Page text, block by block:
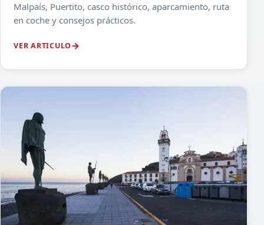
Malpaís, Puertito, casco histórico, aparcamiento, ruta
en coche y consejos prácticos.
VER ARTICULO